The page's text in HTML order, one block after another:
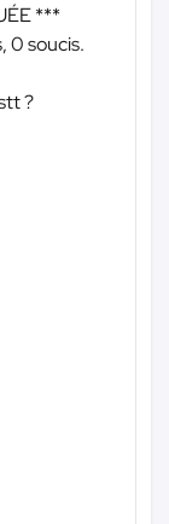
***
0 soucis.
?